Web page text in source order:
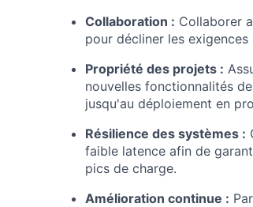
Collaboration : Collaborer
pour décliner les
Propriété des projets :
nouvelles fonctionnalités
jusqu'au déploiement en
Résilience des systèmes :
faible latence afin de
pics de charge.
Amélioration continue :